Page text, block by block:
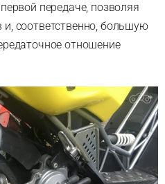
передаче, позволяя
соответственно, большую
отношение